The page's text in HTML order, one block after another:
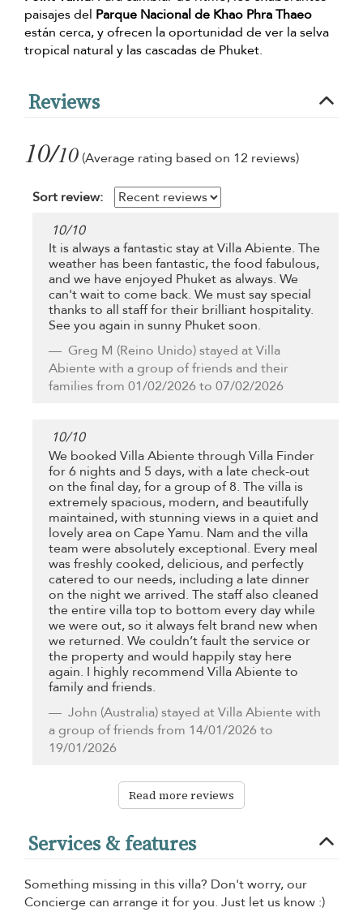
paisajes del Parque Nacional de Khao Phra Thaeo
están cerca, y ofrecen la oportunidad de ver la selva
tropical natural y las cascadas de Phuket.
Reviews
10/10 (Average rating based on 12 reviews)
Sort review:
10/10
It is always a fantastic stay at Villa Abiente. The
weather has been fantastic, the food fabulous,
and we have enjoyed Phuket as always. We
can't wait to come back. We must say special
thanks to all staff for their brilliant hospitality.
See you again in sunny Phuket soon.
Greg M (Reino Unido) stayed at Villa
Abiente with a group of friends and their
families from 01/02/2026 to 07/02/2026
10/10
We booked Villa Abiente through Villa Finder
for 6 nights and 5 days, with a late check-out
on the final day, for a group of 8. The villa is
extremely spacious, modern, and beautifully
maintained, with stunning views in a quiet and
lovely area on Cape Yamu. Nam and the villa
team were absolutely exceptional. Every meal
was freshly cooked, delicious, and perfectly
catered to our needs, including a late dinner
on the night we arrived. The staff also cleaned
the entire villa top to bottom every day while
we were out, so it always felt brand new when
we returned. We couldn’t fault the service or
the property and would happily stay here
again. I highly recommend Villa Abiente to
family and friends.
John (Australia) stayed at Villa Abiente with
a group of friends from 14/01/2026 to
19/01/2026
Read more reviews
Services & features
Something missing in this villa? Don't worry, our
Concierge can arrange it for you. Just let us know :)